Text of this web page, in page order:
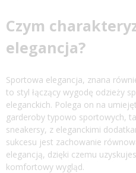
Czym
elegancja?
Sportowa elegancja, znana
to styl łączący wygodę odzieży
eleganckich. Polega on na
garderoby typowo sportowych,
sneakersy, z eleganckimi
sukcesu jest zachowanie
elegancją, dzięki czemu
komfortowy wygląd.